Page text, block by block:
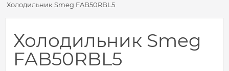
Холодильник Smeg FAB50RBL5
Холодильник Smeg
FAB50RBL5